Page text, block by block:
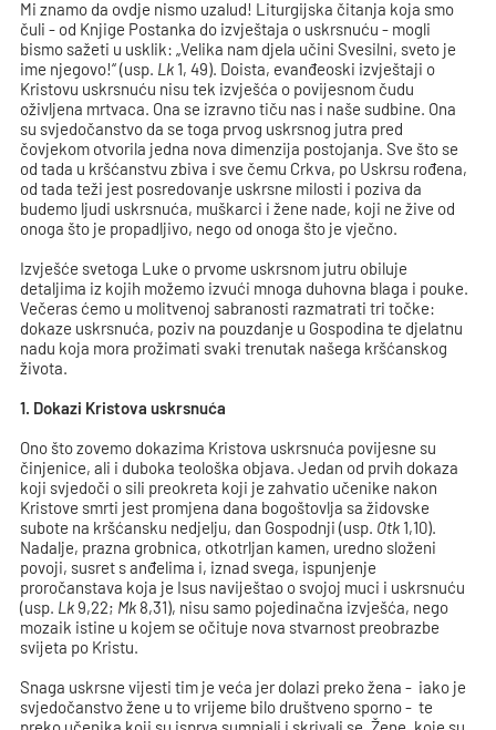
Mi znamo da ovdje nismo uzalud! Liturgijska čitanja koja smo
čuli - od Knjige Postanka do izvještaja o uskrsnuću - mogli
bismo sažeti u usklik: „Velika nam djela učini Svesilni, sveto je
ime njegovo!“ (usp. Lk 1, 49). Doista, evanđeoski izvještaji o
Kristovu uskrsnuću nisu tek izvješća o povijesnom čudu
oživljena mrtvaca. Ona se izravno tiču nas i naše sudbine. Ona
su svjedočanstvo da se toga prvog uskrsnog jutra pred
čovjekom otvorila jedna nova dimenzija postojanja. Sve što se
od tada u kršćanstvu zbiva i sve čemu Crkva, po Uskrsu rođena,
od tada teži jest posredovanje uskrsne milosti i poziva da
budemo ljudi uskrsnuća, muškarci i žene nade, koji ne žive od
onoga što je propadljivo, nego od onoga što je vječno.
Izvješće svetoga Luke o prvome uskrsnom jutru obiluje
detaljima iz kojih možemo izvući mnoga duhovna blaga i pouke.
Večeras ćemo u molitvenoj sabranosti razmatrati tri točke:
dokaze uskrsnuća, poziv na pouzdanje u Gospodina te djelatnu
nadu koja mora prožimati svaki trenutak našega kršćanskog
života.
1. Dokazi Kristova uskrsnuća
Ono što zovemo dokazima Kristova uskrsnuća povijesne su
činjenice, ali i duboka teološka objava. Jedan od prvih dokaza
koji svjedoči o sili preokreta koji je zahvatio učenike nakon
Kristove smrti jest promjena dana bogoštovlja sa židovske
subote na kršćansku nedjelju, dan Gospodnji (usp. Otk 1,10).
Nadalje, prazna grobnica, otkotrljan kamen, uredno složeni
povoji, susret s anđelima i, iznad svega, ispunjenje
proročanstava koja je Isus naviještao o svojoj muci i uskrsnuću
(usp. Lk9,22; Mk 8,31), nisu samo pojedinačna izvješća, nego
mozaik istine u kojem se očituje nova stvarnost preobrazbe
svijeta po Kristu.
Snaga uskrsne vijesti tim je veća jer dolazi preko žena - iako je
svjedočanstvo žene u to vrijeme bilo društveno sporno - te